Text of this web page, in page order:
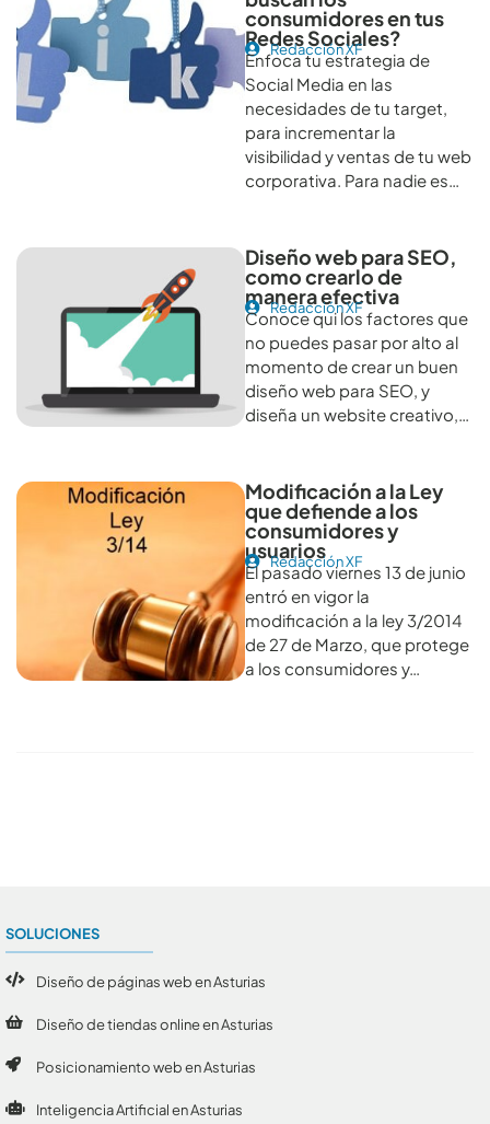
consumidores en tus
Redes Sociales?
Redacción XF
Enfoca tu estrategia de
Social Media en las
necesidades de tu target,
para incrementar la
visibilidad y ventas de tu web
corporativa. Para nadie es…
Diseño web para SEO,
como crearlo de
manera efectiva
Redacción XF
Conoce qui los factores que
no puedes pasar por alto al
momento de crear un buen
diseño web para SEO, y
diseña un website creativo,…
Modificación a la Ley
que defiende a los
consumidores y
usuarios
Redacción XF
El pasado viernes 13 de junio
entró en vigor la
modificación a la ley 3/2014
de 27 de Marzo, que protege
a los consumidores y…
SOLUCIONES
Diseño de páginas web en Asturias
Diseño de tiendas online en Asturias
Posicionamiento web en Asturias
Inteligencia Artificial en Asturias